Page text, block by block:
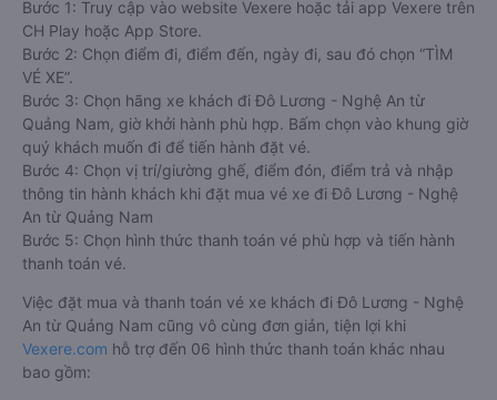
Bước 1: Truy cập vào website Vexere hoặc tải app Vexere trên
CH Play hoặc App Store.
Bước 2: Chọn điểm đi, điểm đến, ngày đi, sau đó chọn “TÌM
VÉ XE”.
Bước 3: Chọn hãng xe khách đi Đô Lương - Nghệ An từ
Quảng Nam, giờ khởi hành phù hợp. Bấm chọn vào khung giờ
quý khách muốn đi để tiến hành đặt vé.
Bước 4: Chọn vị trí/giường ghế, điểm đón, điểm trả và nhập
thông tin hành khách khi đặt mua vé xe đi Đô Lương - Nghệ
An từ Quảng Nam
Bước 5: Chọn hình thức thanh toán vé phù hợp và tiến hành
thanh toán vé.
Việc đặt mua và thanh toán vé xe khách đi Đô Lương - Nghệ
An từ Quảng Nam cũng vô cùng đơn giản, tiện lợi khi
Vexere.com hỗ trợ đến 06 hình thức thanh toán khác nhau
bao gồm: